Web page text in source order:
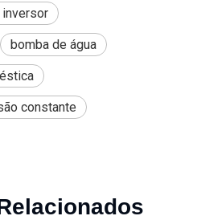
bomba de água
constante